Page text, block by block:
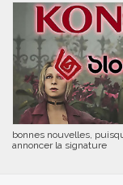
bonnes nouvelles,
annoncer la signature